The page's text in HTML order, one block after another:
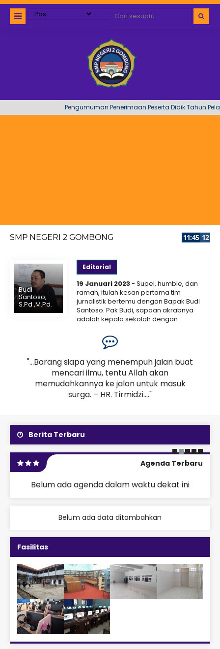
Pengumuman Penerimaan Peserta Didik Tahun
SMP NEGERI 2 GOMBONG 11:45 12
Budi
Santoso,
S.Pd.,M.Pd.
Editorial
19 Januari 2023- Supel, humble, dan
ramah, itulah kesan pertama tim
jurnalistik bertemu dengan Bapak Budi
Santoso. Pak Budi, sapaan akrabnya
adalah kepala sekolah dengan
MKKS Kabupaten Kebumen...
Selengkapnya
"...Barang siapa yang menempuh jalan buat
mencari ilmu, tentu Allah akan
memudahkannya ke jalan untuk masuk
surga. – HR. Tirmidzi...."
Berita Terbaru
Mengintegrasikan Suara
Guru dalam Sistem
Terpadu
Mengintegrasikan suara guru ke dalam sistem
terpadu bukan sekadar mengumpulkan keluhan,
melainkan membangun sebuah ekosistem
naungan..
Agenda Terbaru
Belum ada agenda dalam waktu dekat ini
Belum ada data ditambahkan
Fasilitas